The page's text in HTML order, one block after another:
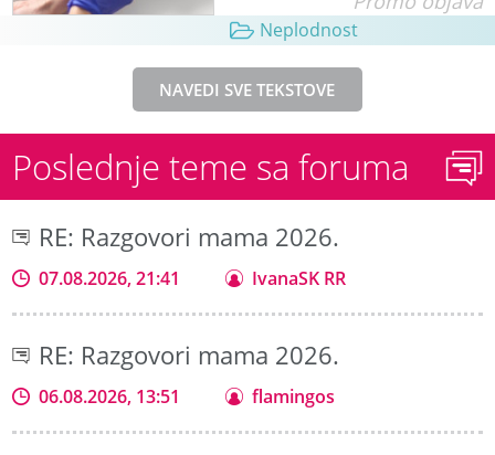
Neplodnost
NAVEDI SVE TEKSTOVE
Poslednje teme sa foruma
RE: Razgovori mama 2026.
07.08.2026, 21:41 IvanaSK RR
RE: Razgovori mama 2026.
06.08.2026, 13:51 flamingos